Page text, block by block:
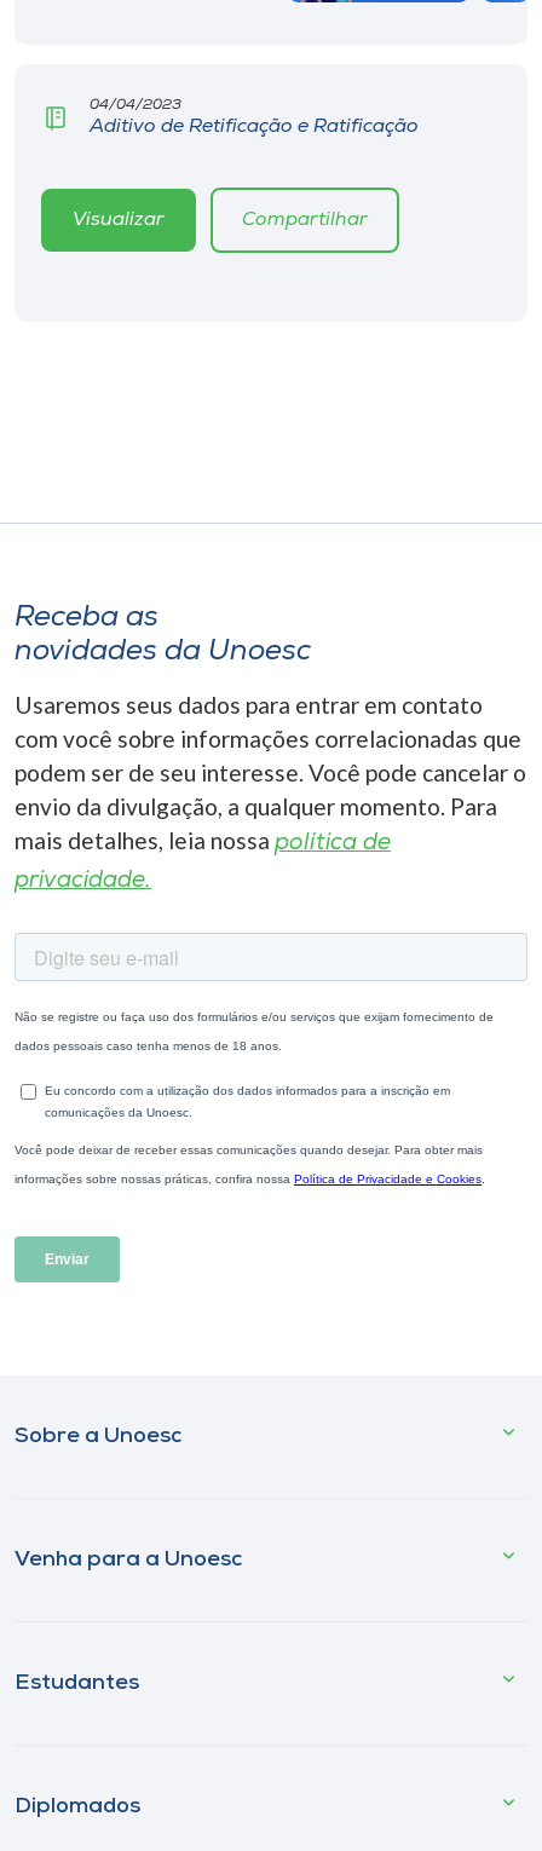
04/04/2023
Aditivo de Retificação e Ratificação
Visualizar Compartilhar
Receba as
novidades da Unoesc
Usaremos seus dados para entrar em contato
com você sobre informações correlacionadas que
podem ser de seu interesse. Você pode cancelar o
envio da divulgação, a qualquer momento. Para
mais detalhes, leia nossa política de
privacidade.
Sobre a Unoesc
Venha para a Unoesc
Estudantes
Diplomados